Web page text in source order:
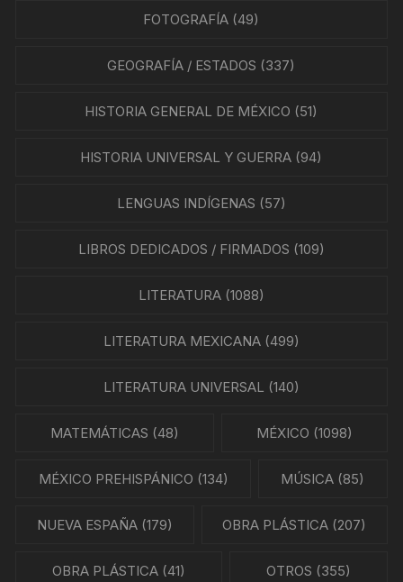
FOTOGRAFÍA (49)
GEOGRAFÍA / ESTADOS (337)
HISTORIA GENERAL DE MÉXICO (51)
HISTORIA UNIVERSAL Y GUERRA (94)
LENGUAS INDÍGENAS (57)
LIBROS DEDICADOS / FIRMADOS (109)
LITERATURA(1088)
LITERATURA MEXICANA(499)
LITERATURA UNIVERSAL (140)
MATEMÁTICAS (48) MÉXICO (1098)
MÉXICO PREHISPÁNICO (134) MÚSICA (85)
NUEVA ESPAÑA(179) OBRA PLÁSTICA (207)
OBRA PLÁSTICA (41) OTROS (355)